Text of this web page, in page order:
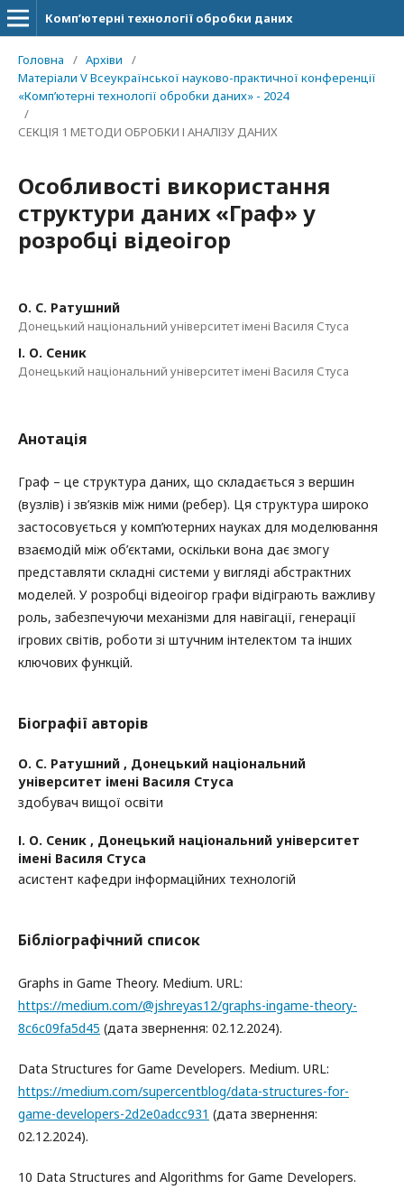
Комп’ютерні технології обробки даних
Головна / Архіви
/
Матеріали V Всеукраїнської науково-практичної конференції
«Комп’ютерні технології обробки даних» - 2024
/
СЕКЦІЯ 1 МЕТОДИ ОБРОБКИ І АНАЛІЗУ ДАНИХ
Особливості використання
структури даних «Граф» у
розробці відеоігор
О. С. Ратушний
Донецький національний університет імені Василя Стуса
І. О. Сеник
Донецький національний університет імені Василя Стуса
Анотація
Граф – це структура даних, що складається з вершин
(вузлів) і зв’язків між ними (ребер). Ця структура широко
застосовується у комп’ютерних науках для моделювання
взаємодій між об’єктами, оскільки вона дає змогу
представляти складні системи у вигляді абстрактних
моделей. У розробці відеоігор графи відіграють важливу
роль, забезпечуючи механізми для навігації, генерації
ігрових світів, роботи зі штучним інтелектом та інших
ключових функцій.
Біографії авторів
О. С. Ратушний , Донецький національний
університет імені Василя Стуса
здобувач вищої освіти
І. О. Сеник , Донецький національний університет
імені Василя Стуса
асистент кафедри інформаційних технологій
Бібліографічний список
Graphs in Game Theory. Medium. URL:
https://medium.com/@jshreyas12/graphs-ingame-theory-
8c6c09fa5d45 (дата звернення: 02.12.2024).
Data Structures for Game Developers. Medium. URL:
https://medium.com/supercentblog/data-structures-for-
game-developers-2d2e0adcc931 (дата звернення:
02.12.2024).
10 Data Structures and Algorithms for Game Developers.